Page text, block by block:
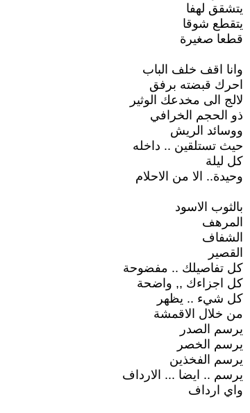
يتشقق لهفا
يتقطع شوقا
قطعا صغيرة
وانا اقف خلف الباب
احرك قبضته برفق
لالج الى مخدعك الوثير
ذو الحجم الخرافي
ووسائد الريش
حيث تستلقين .. داخله
كل ليلة
وحيدة.. الا من الاحلام
بالثوب الاسود
المرهف
الشفاف
القصير
كل تفاصيلك .. مفضوحة
كل اجزاءك ,, واضحة
كل شيء .. يظهر
من خلال الاقمشة
يرسم الصدر
يرسم الخصر
يرسم الفخذين
يرسم .. ايضا ... الارداف
واي ارداف